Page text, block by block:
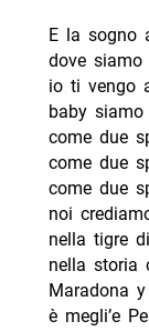
E la sogno
dove
io ti vengo
baby
come due
come due
come due
noi
nella tigre
nella storia
Maradona
è megli’e